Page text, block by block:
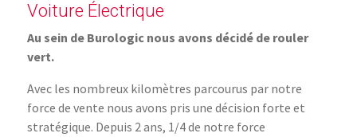
Voiture Électrique
Au sein de Burologic nous avons décidé de rouler
vert.
Avec les nombreux kilomètres parcourus par notre
force de vente nous avons pris une décision forte et
stratégique. Depuis 2 ans, 1/4 de notre force